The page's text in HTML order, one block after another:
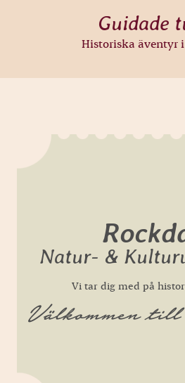
Guidade
Historiska äventyr
Natur- &
Vi tar dig med på
Välkommen